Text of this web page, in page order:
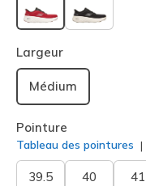
sélectionné
Largeur
Médium
Pointure
Tableau des pointures
39.5 40 41